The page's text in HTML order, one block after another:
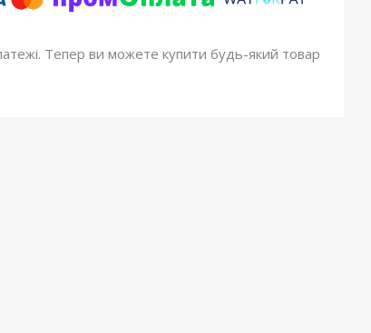
Тепер ви можете купити будь-який товар